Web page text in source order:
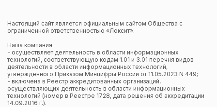
Настоящий сайт является официальным сайтом Общества с
ограниченной ответственностью «Локсит».
Наша компания
- осуществляет деятельность в области информационных
технологий, соответствующую кодам 1.01 и 3.01 перечня видов
деятельности в области информационных технологий,
утверждённого Приказом Минцифры России от 11.05.2023 N 449;
- включена в Реестр аккредитованных организаций,
осуществляющих деятельность в области информационных
технологий (номер в Реестре 1728, дата решения об аккредитации
14.09.2016 г.).